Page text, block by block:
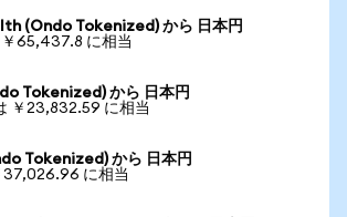
(Ondo Tokenized) から 日本円
￥65,437.8 に相当
Tokenized) から 日本円
￥23,832.59 に相当
Tokenized) から 日本円
37,026.96 に相当